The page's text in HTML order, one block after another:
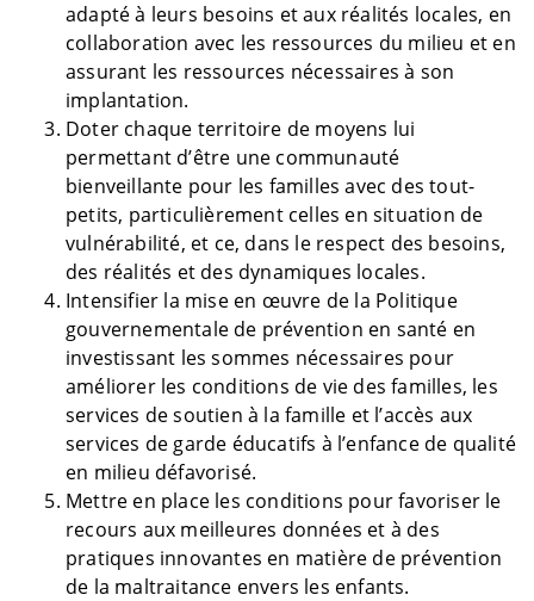
adapté à leurs besoins et aux réalités locales, en
collaboration avec les ressources du milieu et en
assurant les ressources nécessaires à son
implantation.
Doter chaque territoire de moyens lui
permettant d’être une communauté
bienveillante pour les familles avec des tout-
petits, particulièrement celles en situation de
vulnérabilité, et ce, dans le respect des besoins,
des réalités et des dynamiques locales.
Intensifier la mise en œuvre de la Politique
gouvernementale de prévention en santé en
investissant les sommes nécessaires pour
améliorer les conditions de vie des familles, les
services de soutien à la famille et l’accès aux
services de garde éducatifs à l’enfance de qualité
en milieu défavorisé.
Mettre en place les conditions pour favoriser le
recours aux meilleures données et à des
pratiques innovantes en matière de prévention
de la maltraitance envers les enfants.